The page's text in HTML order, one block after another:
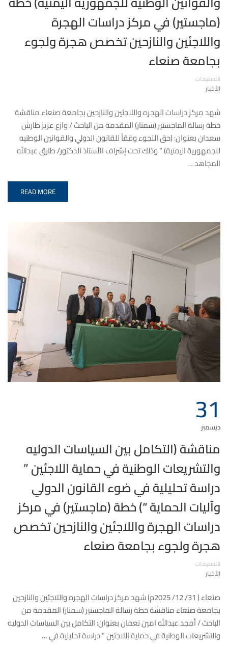
(ماجستير) في مركز دراسات الهجرة
واللاجئين والنازحين تخصص هجرة ولجوء
بجامعة صنعاء
التصنيفات
الأخبار
شهد مركز دراسات الهجره واللاجئين والنازحين بجامعة صنعاء مناقشة
خطة رسالة الماجستير (سمنار) المقدمة من الباحث / وازع عزيز طارش
سعدان بعنوان: (حق اللجوء وفقاً للقانون الدولي والقوانين الوطنيه
للجمهورية اليمنية) “ وذلك تحت إشراف الأستاذ الدكتور/ طارق عبدالله
المجاهد …
READ MORE
31
ديسمبر
مناقشة (التكامل بين السياسات الدوليه
والتشريعات الوطنية في حماية اللاجئين ”
دراسة تحليلية في ضوء القانون الدولي
وآليات الحماية “) خطة (ماجستير) في مركز
دراسات الهجرة واللاجئين والنازحين تخصص
هجرة ولجوء بجامعة صنعاء
التصنيفات
الأخبار
صنعاء ( 31/ 12/ 2025م) شهد مركز دراسات الهجره واللاجئين والنازحين
بجامعة صنعاء مناقشة خطة رسالة الماجستير (سمنار) المقدمة من
الباحث / أمجد عبدالله امين نعمان بعنوان: التكامل بين السياسات الدوليه
والتشريعات الوطنية في حماية اللاجئين ” دراسة تحليلية في …